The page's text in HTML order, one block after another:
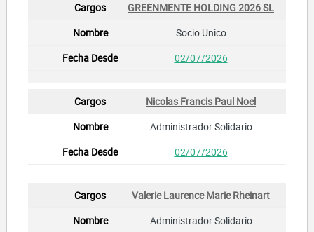
GREENMENTE HOLDING 2026 SL
Socio Unico
02/07/2026
Nicolas Francis Paul Noel
Administrador Solidario
02/07/2026
Valerie Laurence Marie Rheinart
Administrador Solidario